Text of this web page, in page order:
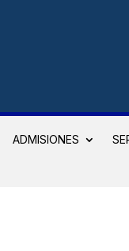
ADMISIONES